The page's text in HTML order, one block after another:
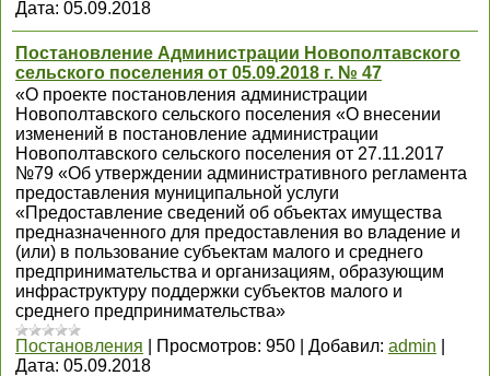
Дата: 05.09.2018
Постановление Администрации Новополтавского
сельского поселения от 05.09.2018 г. № 47
«О проекте постановления администрации
Новополтавского сельского поселения «О внесении
изменений в постановление администрации
Новополтавского сельского поселения от 27.11.2017
№79 «Об утверждении административного регламента
предоставления муниципальной услуги
«Предоставление сведений об объектах имущества
предназначенного для предоставления во владение и
(или) в пользование субъектам малого и среднего
предпринимательства и организациям, образующим
инфраструктуру поддержки субъектов малого и
среднего предпринимательства»
Постановления
Просмотров: 950 Добавил: admin
Дата: 05.09.2018